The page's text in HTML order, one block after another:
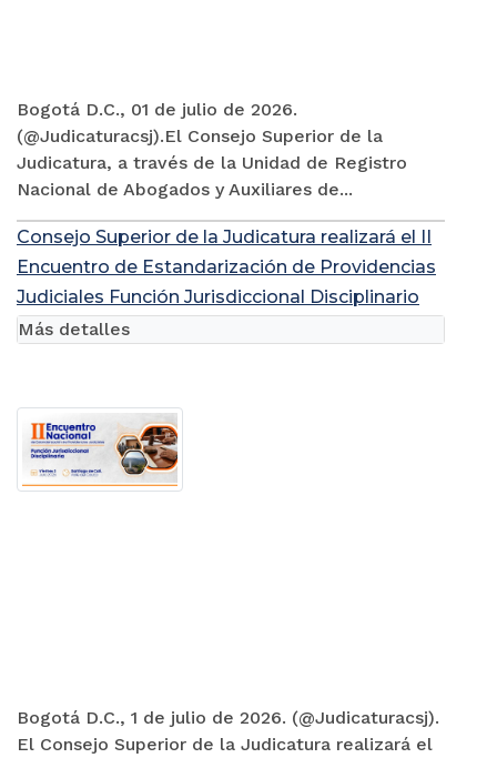
Bogotá D.C., 01 de julio de 2026.
(@Judicaturacsj).El Consejo Superior de la
Judicatura, a través de la Unidad de Registro
Nacional de Abogados y Auxiliares de...
Consejo Superior de la Judicatura realizará el II
Encuentro de Estandarización de Providencias
Judiciales Función Jurisdiccional Disciplinario
Bogotá D.C., 1 de julio de 2026. (@Judicaturacsj).
El Consejo Superior de la Judicatura realizará el
Más detalles